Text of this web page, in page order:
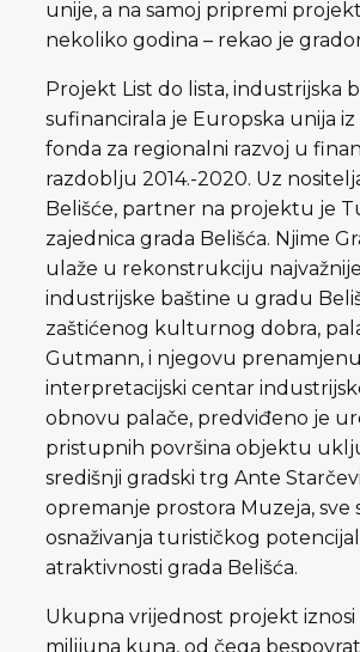
unije, a na samoj pripremi
nekoliko godina – rekao je
Projekt List do lista, industrijska
sufinancirala je Europska unija
fonda za regionalni razvoj u
razdoblju 2014.-2020. Uz
Belišće, partner na projektu je
zajednica grada Belišća. Njime
ulaže u rekonstrukciju
industrijske baštine u gradu
zaštićenog kulturnog dobra,
Gutmann, i njegovu
interpretacijski centar
obnovu palače, predviđeno je
pristupnih površina objektu
središnji gradski trg Ante
opremanje prostora Muzeja, sve
osnaživanja turističkog
atraktivnosti grada Belišća.
Ukupna vrijednost projekt iznosi
milijuna kuna, od čega